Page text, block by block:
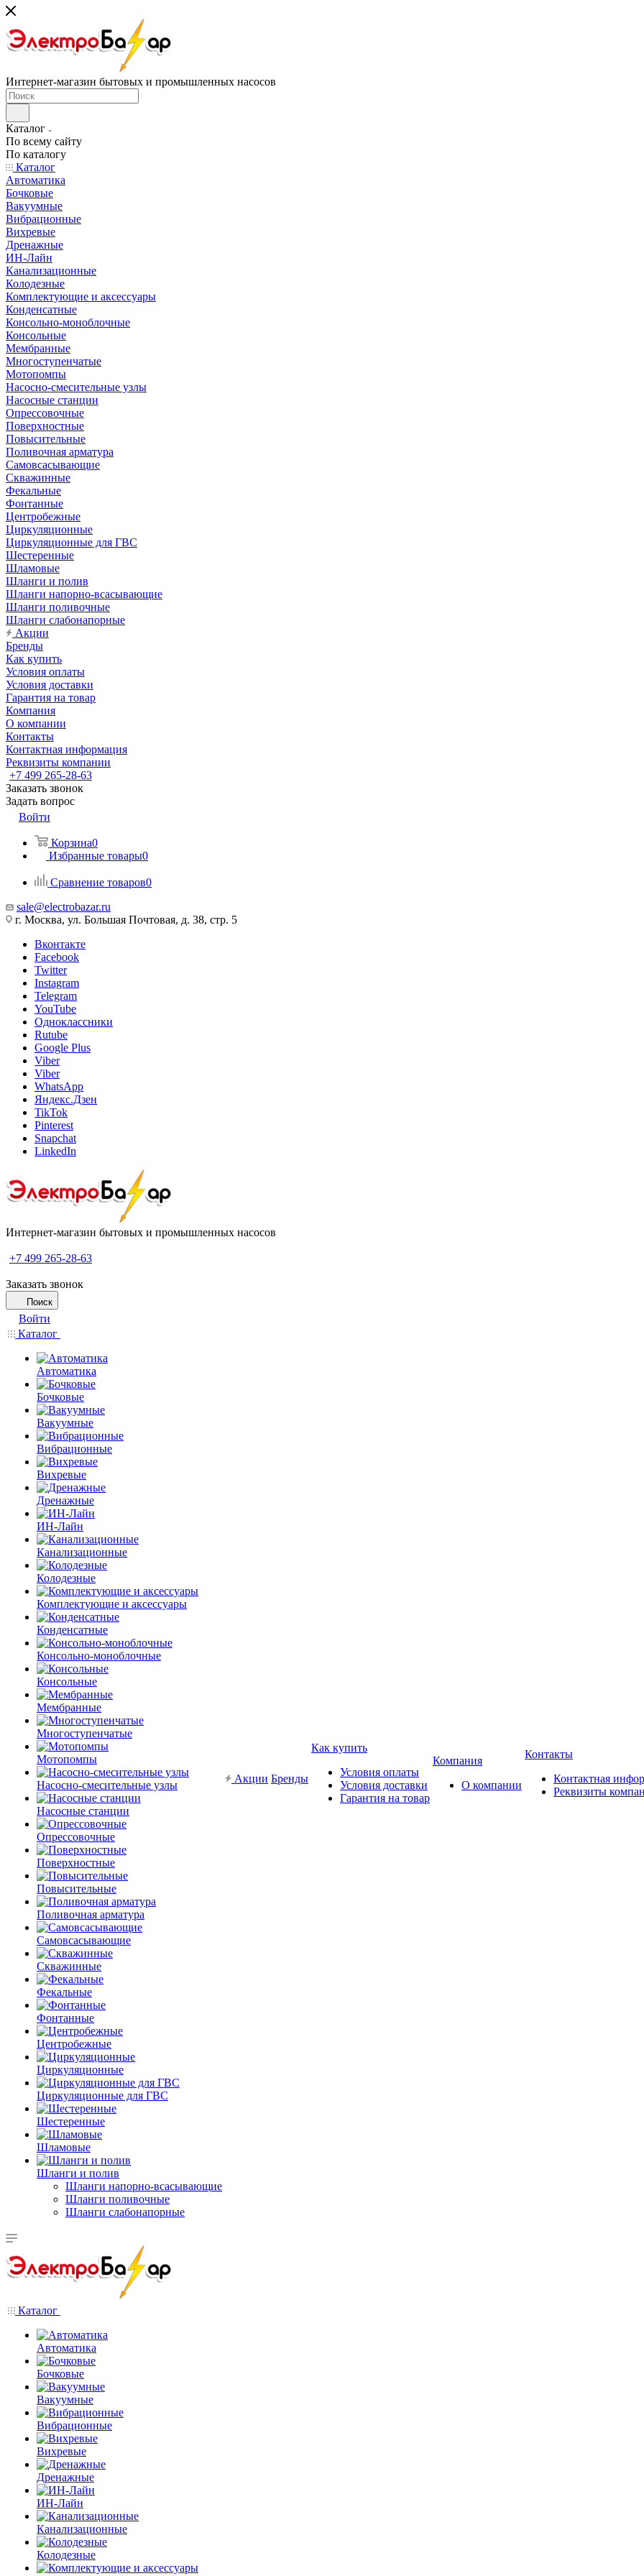
Интернет-магазин бытовых и промышленных насосов
Каталог
По всему сайту
По каталогу
Каталог
Автоматика
Бочковые
Вакуумные
Вибрационные
Вихревые
Дренажные
ИН-Лайн
Канализационные
Колодезные
Комплектующие и аксессуары
Конденсатные
Консольно-моноблочные
Консольные
Мембранные
Многоступенчатые
Мотопомпы
Насосно-смесительные узлы
Насосные станции
Опрессовочные
Поверхностные
Повысительные
Поливочная арматура
Самовсасывающие
Скважинные
Фекальные
Фонтанные
Центробежные
Циркуляционные
Циркуляционные для ГВС
Шестеренные
Шламовые
Шланги и полив
Шланги напорно-всасывающие
Шланги поливочные
Шланги слабонапорные
Акции
Бренды
Как купить
Условия оплаты
Условия доставки
Гарантия на товар
Компания
О компании
Контакты
Контактная информация
Реквизиты компании
+7 499 265-28-63
Заказать звонок
Задать вопрос
Войти
Корзина0
Избранные товары0
Сравнение товаров0
sale@electrobazar.ru
г. Москва, ул. Большая Почтовая, д. 38, стр. 5
Вконтакте
Facebook
Twitter
Instagram
Telegram
YouTube
Одноклассники
Rutube
Google Plus
Viber
Viber
WhatsApp
Яндекс.Дзен
TikTok
Pinterest
Snapchat
LinkedIn
Интернет-магазин бытовых и промышленных насосов
+7 499 265-28-63
Заказать звонок
Поиск
Войти
Каталог
Автоматика
Бочковые
Вакуумные
Вибрационные
Вихревые
Дренажные
ИН-Лайн
Канализационные
Колодезные
Комплектующие и аксессуары
Конденсатные
Консольно-моноблочные
Консольные
Мембранные
Многоступенчатые
Мотопомпы
Насосно-смесительные узлы
Насосные станции
Опрессовочные
Поверхностные
Повысительные
Поливочная арматура
Самовсасывающие
Скважинные
Фекальные
Фонтанные
Центробежные
Циркуляционные
Циркуляционные для ГВС
Шестеренные
Шламовые
Шланги и полив
Шланги напорно-всасывающие
Шланги поливочные
Шланги слабонапорные
Акции Бренды
Как купить
Условия оплаты
Условия доставки
Гарантия на товар
Компания
О компании
Контакты
Контактная
Реквизиты
Каталог
Автоматика
Бочковые
Вакуумные
Вибрационные
Вихревые
Дренажные
ИН-Лайн
Канализационные
Колодезные